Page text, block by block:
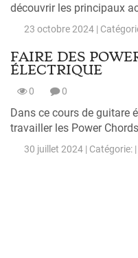
découvrir les principaux
23 octobre 2024 |
FAIRE DES
ÉLECTRIQUE
0 0
Dans ce cours de guitare
travailler les Power
30 juillet 2024 | Catégorie: |